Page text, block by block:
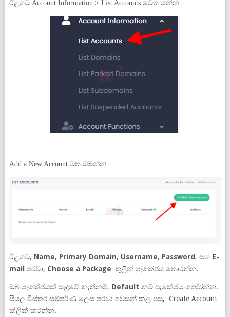
ඊළගට Account Information > List Accounts වෙත යන්න.
Add a New Account මත ඔබන්න.
ඊළගට, Name, Primary Domain, Username, Password, සහ E-
mail පුරවා, Choose a Package තුළින් පැකේජය තෝරන්න.
ඔබ පැකේජයක් සෑදුවේ නැත්නම්, Default නම් පැකේජය තෝරන්න.
සියලු විස්තර සම්පුර්ණ ලෙස පුරවා අවසන් කළ පසු, Create Account
ක්ලික් කරන්න.